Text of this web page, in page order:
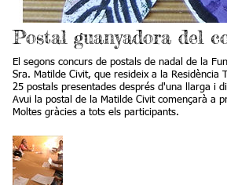
Postal guanyadora del
El segons concurs de postals de nadal de la
Sra. Matilde Civit, que resideix a la
25 postals presentades després d'una llarga i
Avui la postal de la Matilde Civit començarà a
Moltes gràcies a tots els participants.